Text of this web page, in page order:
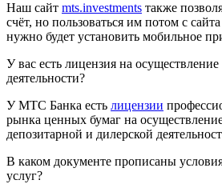
Наш сайт mts.investments также
счёт, но пользоваться им потом с
нужно будет установить мобильное
У вас есть лицензия на осуществление
деятельности?
У МТС Банка есть лицензии
рынка ценных бумаг на
депозитарной и дилерской
В каком документе прописаны
услуг?